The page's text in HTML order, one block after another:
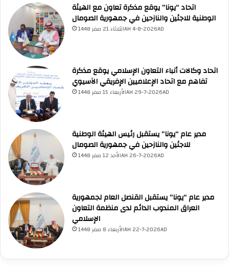
اتحاد “يونا” يوقع مذكرة تعاون مع الهيئة
الوطنية للاجئين والنازحين في جمهورية الصومال
الثلاثاء 21 صفر 1448AH 4-8-2026AD
اتحاد وكالات أنباء التعاون الإسلامي يوقع مذكرة
تفاهم مع اتحاد الإعلاميين الإفريقي الآسيوي
الأربعاء 15 صفر 1448AH 29-7-2026AD
مدير عام “يونا” يستقبل رئيس الهيئة الوطنية
للاجئين والنازحين في جمهورية الصومال
الأحد 12 صفر 1448AH 26-7-2026AD
مدير عام “يونا” يستقبل القنصل العام لجمهورية
العراق المندوب الدائم لدى منظمة التعاون
الإسلامي
الأربعاء 8 صفر 1448AH 22-7-2026AD
UNA Chatbot